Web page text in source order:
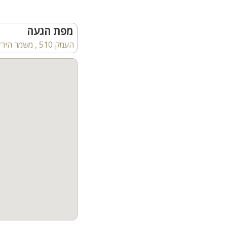
סגר מלחמה, ללא עלות
במידה ונמצא אורח
מפת הגעה
העמק 510 , משמר הירדן